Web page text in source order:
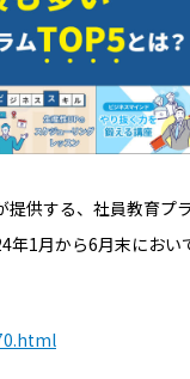
提供する、社員教育プ
年1月から6月末におい